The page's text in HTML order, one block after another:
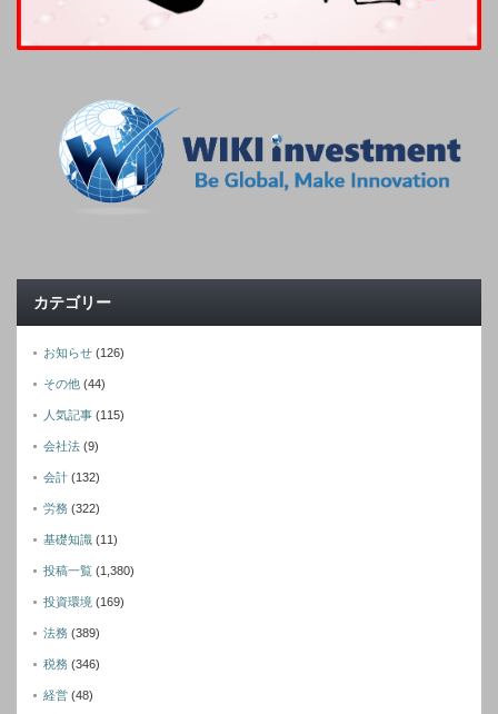
カテゴリー
お知らせ (126)
その他 (44)
人気記事 (115)
会社法 (9)
会計 (132)
労務 (322)
基礎知識 (11)
投稿一覧 (1,380)
投資環境 (169)
法務 (389)
税務 (346)
経営 (48)